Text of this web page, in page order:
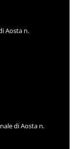
Aosta n.
di Aosta n.